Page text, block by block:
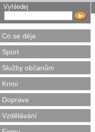
Vyhledej
Co se děje
Sport
Služby občanům
Krimi
Doprava
Vzdělávání